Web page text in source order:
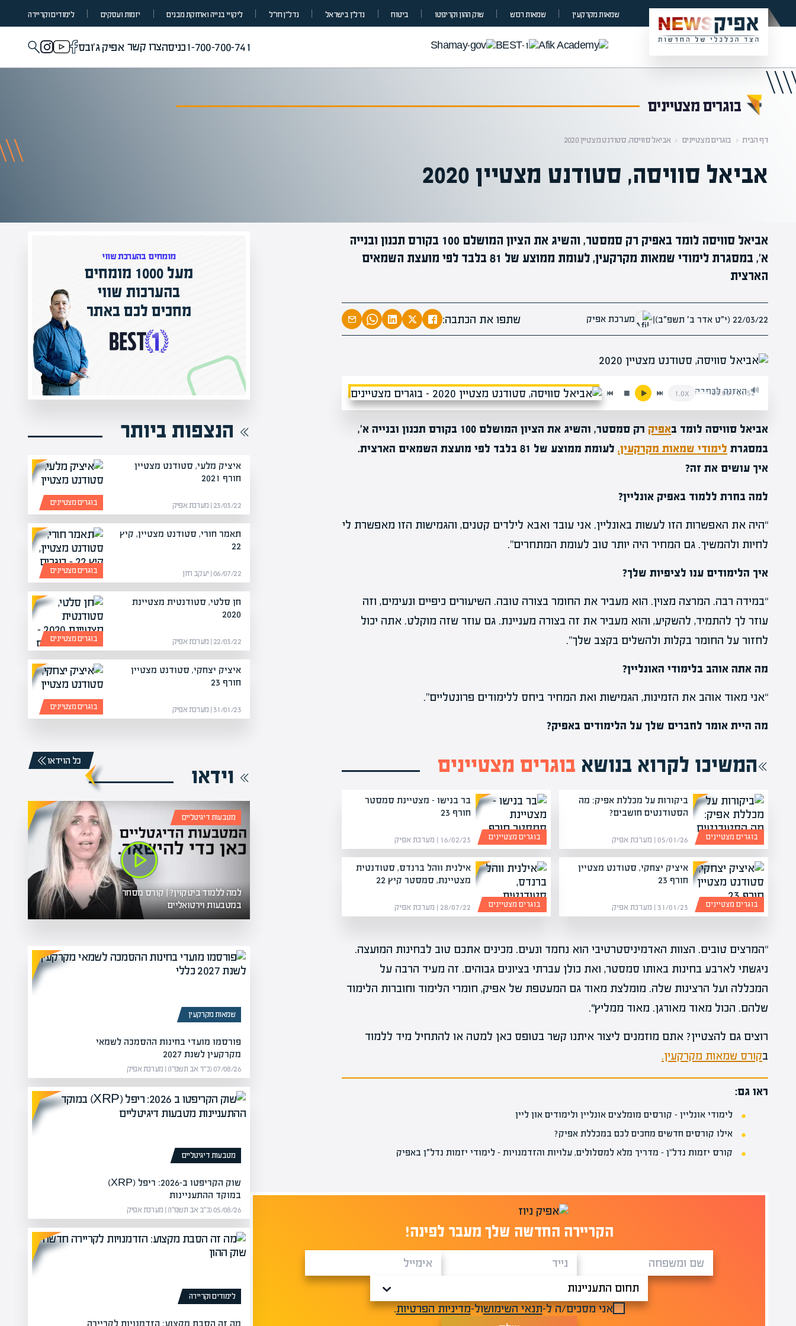
שמאות מקרקעין שמאות רכוש שוק ההון וקריפטו ביטוח נדל”ן בישראל נדל״ן חו״ל ליקויי בנייה ואחזקת מבנים יזמות ועסקים לימודים וקריירה
1-700-700-741כניסהצרו קשר אפיק ג'ובס
בוגרים מצטיינים
דף הבית ‹ בוגרים מצטיינים ‹ אביאל סוויסה, סטודנט מצטיין 2020
אביאל סוויסה, סטודנט מצטיין 2020
אביאל סוויסה לומד באפיק רק סמסטר, והשיג את הציון המושלם 100 בקורס תכנון ובנייה
א’, במסגרת לימודי שמאות מקרקעין, לעומת ממוצע של 81 בלבד לפי מועצת השמאים
הארצית
22/03/22 (י״ט אדר ב׳ תשפ״ב) | מערכת אפיק שתפו את הכתבה:
האזנה לכתבה:01:52
/
00:00
1.0x
אביאל סוויסה לומד באפיק
רק סמסטר, והשיג את הציון המושלם 100 בקורס תכנון ובנייה א’,
במסגרת לימודי שמאות מקרקעין,
לעומת ממוצע של 81 בלבד לפי מועצת השמאים הארצית.
איך עושים את זה?
למה בחרת ללמוד באפיק אונליין?
“היה את האפשרות הזו לעשות באונליין. אני עובד ואבא לילדים קטנים, והגמישות הזו מאפשרת לי
לחיות ולהמשיך. גם המחיר היה יותר טוב לעומת המתחרים”.
איך הלימודים ענו לציפיות שלך?
“במידה רבה. המרצה מצוין. הוא מעביר את החומר בצורה טובה. השיעורים כיפיים ונעימים, וזה
עוזר לך להתמיד, להשקיע, והוא מעביר את זה בצורה מעניינת. גם עוזר שזה מוקלט. אתה יכול
לחזור על החומר בקלות ולהשלים בקצב שלך”.
מה אתה אוהב בלימודי האונליין?
“אני מאוד אוהב את הזמינות, הגמישות ואת המחיר ביחס ללימודים פרונטליים”.
מה היית אומר לחברים שלך על הלימודים באפיק?
המשיכו לקרוא בנושא בוגרים מצטיינים
ביקורות על מכללת אפיק: מה
הסטודנטים חושבים?
05/01/26 | מערכת אפיק בוגרים מצטיינים
בר בנישו – מצטיינת סמסטר
חורף 23
16/02/23 | מערכת אפיק בוגרים מצטיינים
איציק יצחקי, סטודנט מצטיין
חורף 23
31/01/23 | מערכת אפיק בוגרים מצטיינים
אילנית ווהל ברנדס, סטודנטית
מצטיינת, סמסטר קיץ 22
28/07/22 | מערכת אפיק בוגרים מצטיינים
“המרצים טובים. הצוות האדמיניסטרטיבי הוא נחמד ונעים. מכינים אתכם טוב לבחינות המועצה.
ניגשתי לארבע בחינות באותו סמסטר, ואת כולן עברתי בציונים גבוהים. זה מעיד הרבה על
המכללה ועל הרצינות שלה. מומלצת מאוד גם המעטפת של אפיק, חומרי הלימוד וחוברות הלימוד
שלהם. הכול מאוד מאורגן. מאוד ממליץ“
.
רוצים גם להצטיין? אתם מוזמנים ליצור איתנו קשר בטופס כאן למטה או להתחיל מיד ללמוד
בקורס שמאות מקרקעין.
ראו גם:
לימודי אונליין – קורסים מומלצים אונליין ולימודים און ליין
אילו קורסים חדשים מחכים לכם במכללת אפיק?
קורס יזמות נדל"ן – מדריך מלא למסלולים, עלויות והזדמנויות – לימודי יזמות נדל״ן באפיק
הקריירה החדשה שלך מעבר לפינה!
אני מסכים/ה ל-תנאי השימושול-מדיניות הפרטיות.
המרצים המובילים בישראל
הקריירה החדשה שלך מעבר לפינה!
מומחים בהערכת שווי
מעל 1000 מומחים
בהערכות שווי
מחכים לכם באתר
הנצפות ביותר
בוגרים מצטיינים
איציק מלעי, סטודנט מצטיין
חורף 2021
23/03/22 | מערכת אפיק
בוגרים מצטיינים
תאמר חורי, סטודנט מצטיין, קיץ
22
06/07/22 | יעקב חזן
בוגרים מצטיינים
חן סלטי, סטודנטית מצטיינת
2020
22/03/22 | מערכת אפיק
בוגרים מצטיינים
איציק יצחקי, סטודנט מצטיין
חורף 23
31/01/23 | מערכת אפיק
וידאו
כל הוידאו
מטבעות דיגיטליים
למה ללמוד ביטקוין? | קורס מסחר
במטבעות וירטואליים
שמאות מקרקעין
פורסמו מועדי בחינות ההסמכה לשמאי
מקרקעין לשנת 2027
07/08/26 (כ״ד אב תשפ״ו) | מערכת אפיק
מטבעות דיגיטליים
שוק הקריפטו ב-2026: ריפל (XRP)
במוקד ההתעניינות
05/08/26 (כ״ב אב תשפ״ו) | מערכת אפיק
לימודים וקריירה
מה זה הסבת מקצוע: הזדמנויות לקריירה